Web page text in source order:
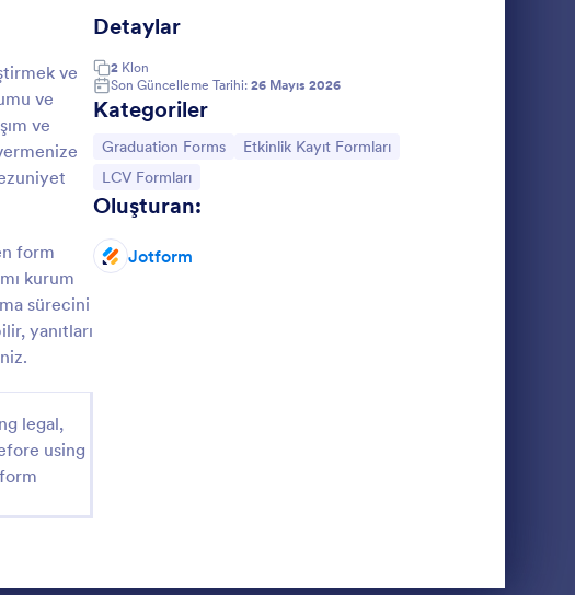
ve
ve
ve
form
kurum
sürecini
yanıtları
legal,
using
Detaylar
2 Klon
Son Güncelleme Tarihi: 26 Mayıs 2026
Kategoriler
Kategoriye git:
Graduation Forms Kategoriye git:
Etkinlik Kayıt Formları
Kategoriye git:
LCV Formları
Oluşturan:
Jotform